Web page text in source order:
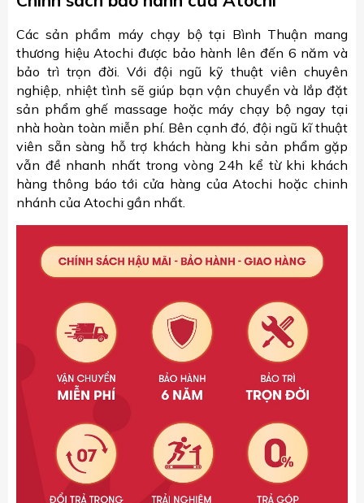
Các sản phẩm máy chạy bộ tại Bình Thuận mang
thương hiệu Atochi được bảo hành lên đến 6 năm và
bảo trì trọn đời. Với đội ngũ kỹ thuật viên chuyên
nghiệp, nhiệt tình sẽ giúp bạn vận chuyển và lắp đặt
sản phẩm ghế massage hoặc máy chạy bộ ngay tại
nhà hoàn toàn miễn phí. Bên cạnh đó, đội ngũ kĩ thuật
viên sẵn sàng hỗ trợ khách hàng khi sản phẩm gặp
vẫn đề nhanh nhất trong vòng 24h kể từ khi khách
hàng thông báo tới cửa hàng của Atochi hoặc chinh
nhánh của Atochi gần nhất.